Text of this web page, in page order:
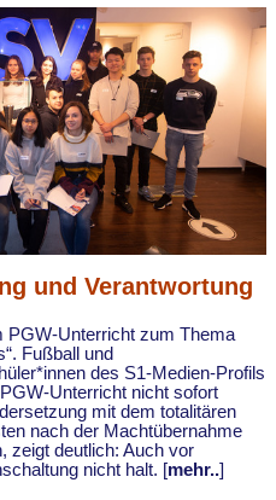
und Verantwortung
PGW-Unterricht zum Thema
Fußball und
des S1-Medien-Profils
Unterricht nicht sofort
mit dem totalitären
nach der Machtübernahme
zeigt deutlich: Auch vor
nicht halt. [mehr..]